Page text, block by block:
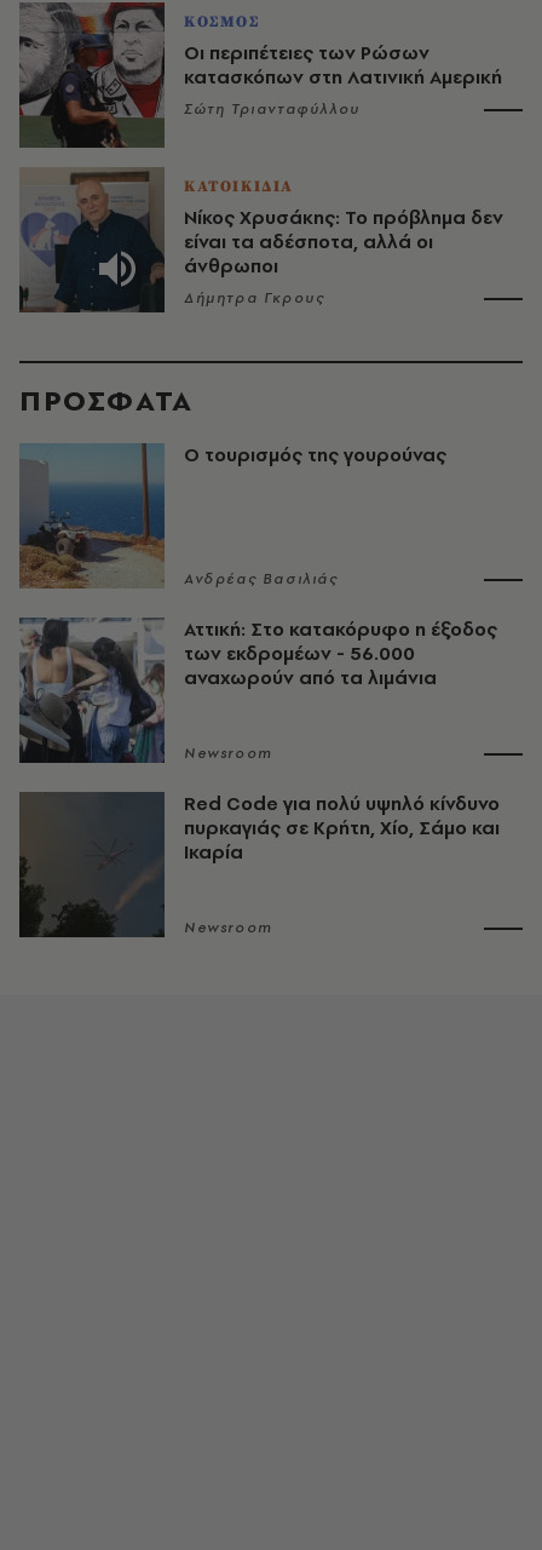
ΚΟΣΜΟΣ
Οι περιπέτειες των Ρώσων
κατασκόπων στη Λατινική Αμερική
Σώτη Τριανταφύλλου
ΚΑΤΟΙΚΙΔΙΑ
Νίκος Χρυσάκης: Το πρόβλημα δεν
είναι τα αδέσποτα, αλλά οι
άνθρωποι
Δήμητρα Γκρους
ΠΡΟΣΦΑΤΑ
Ο τουρισμός της γουρούνας
Ανδρέας Βασιλιάς
Αττική: Στο κατακόρυφο η έξοδος
των εκδρομέων - 56.000
αναχωρούν από τα λιμάνια
Newsroom
Red Code για πολύ υψηλό κίνδυνο
πυρκαγιάς σε Κρήτη, Χίο, Σάμο και
Ικαρία
Newsroom